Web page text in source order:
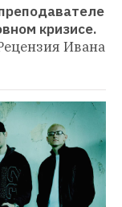
кризисе.
Ивана